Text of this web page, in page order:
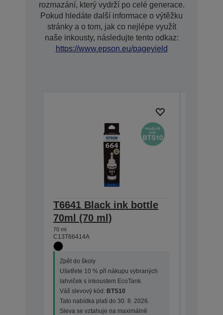
rozmazání, který vydrží po celé generace.
Pokud hledáte další informace o výtěžku
stránky a o tom, jak co nejlépe využít
naše inkousty, následujte tento odkaz:
https://www.epson.eu/pageyield
T6641 Black ink bottle
70ml (70 ml)
70 ml
C13T66414A
Zpět do školy
Ušetřete 10 % při nákupu vybraných
lahviček s inkoustem EcoTank.
Váš slevový kód: BTS10
Tato nabídka platí do 30. 8. 2026.
Sleva se vztahuje na maximálně